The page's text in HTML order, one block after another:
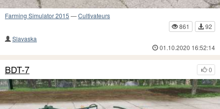
Farming Simulator 2015 —Cultivateurs
861
92
Slavaska
01.10.2020 16:52:14
0
BDT-7